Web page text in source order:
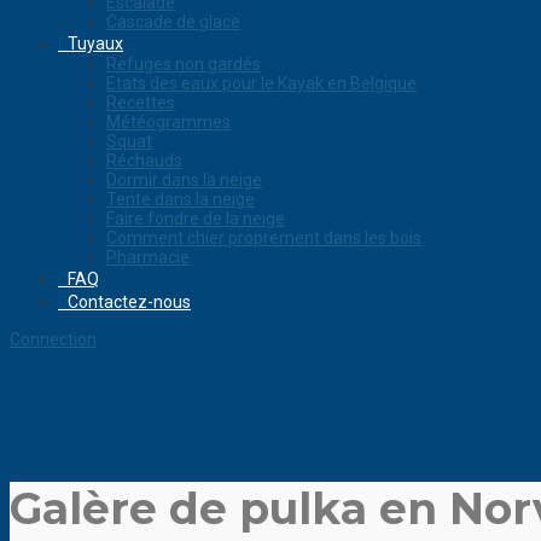
Cascade de glace
Tuyaux
Refuges non gardés
Etats des eaux pour le Kayak en Belgique
Recettes
Météogrammes
Squat
Réchauds
Dormir dans la neige
Tente dans la neige
Faire fondre de la neige
Comment chier proprement dans les bois
Pharmacie
FAQ
Contactez-nous
Connection
Galère de pulka en